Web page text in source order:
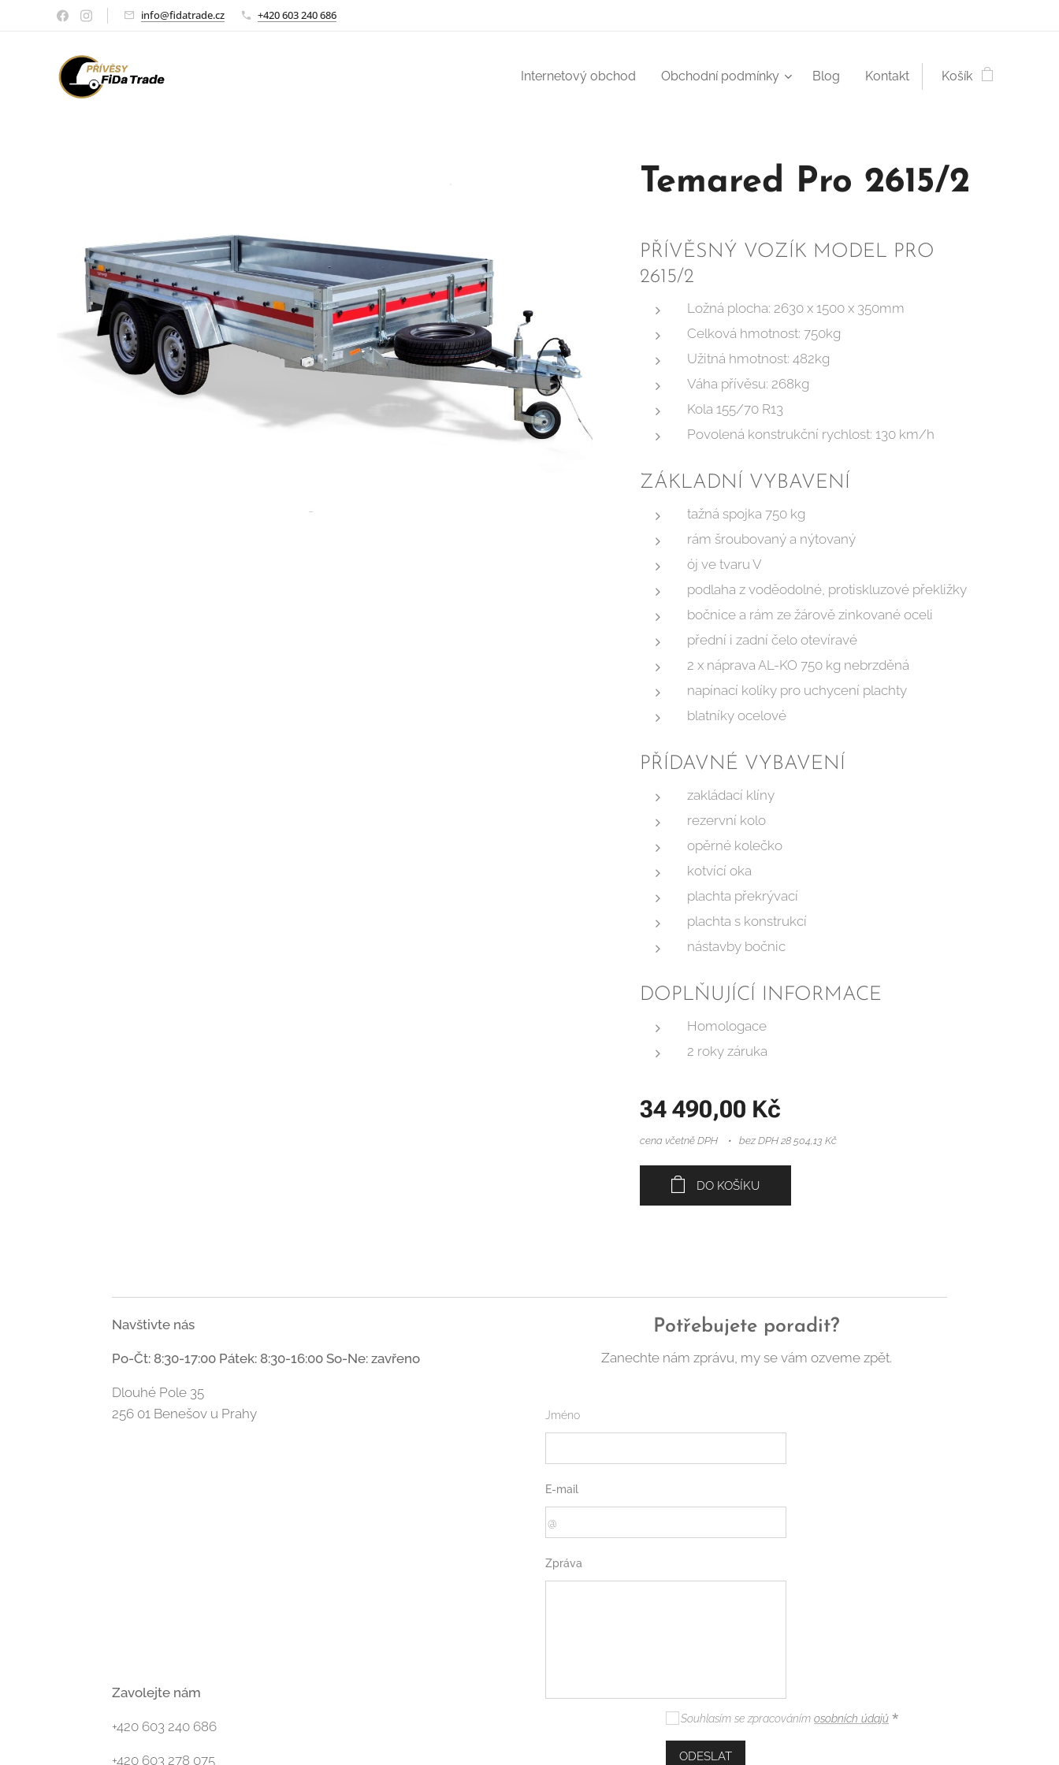
info@fidatrade.cz +420 603 240 686
Internetový obchod Obchodní podmínky Blog Kontakt Košík
Temared Pro 2615/2
PŘÍVĚSNÝ VOZÍK MODEL PRO
2615/2
Ložná plocha: 2630 x 1500 x 350mm
Celková hmotnost: 750kg
Užitná hmotnost: 482kg
Váha přívěsu: 268kg
Kola 155/70 R13
Povolená konstrukční rychlost: 130 km/h
ZÁKLADNÍ VYBAVENÍ
tažná spojka 750 kg
rám šroubovaný a nýtovaný
ój ve tvaru V
podlaha z voděodolné, protiskluzové překližky
bočnice a rám ze žárově zinkované oceli
přední i zadní čelo otevíravé
2 x náprava AL-KO 750 kg nebrzděná
napínací kolíky pro uchycení plachty
blatníky ocelové
PŘÍDAVNÉ VYBAVENÍ
zakládací klíny
rezervní kolo
opěrné kolečko
kotvící oka
plachta překrývací
plachta s konstrukcí
nástavby bočnic
DOPLŇUJÍCÍ INFORMACE
Homologace
2 roky záruka
34 490,00 Kč
cena včetně DPH bez DPH 28 504,13 Kč
DO KOŠÍKU
Navštivte nás
Po-Čt: 8:30-17:00 Pátek: 8:30-16:00 So-Ne: zavřeno
Dlouhé Pole 35
256 01 Benešov u Prahy
Zavolejte nám
+420 603 240 686
+420 603 278 075
Potřebujete poradit?
Zanechte nám zprávu, my se vám ozveme zpět.
Jméno
E-mail
Zpráva
Souhlasím se zpracováním osobních údajů
ODESLAT